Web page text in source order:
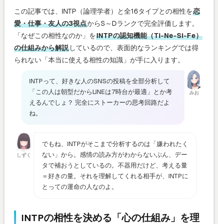
この記事では、INTP（論理学者）と全16タイプとの相性を恋
愛・仕事・友人の3視点からS～Dランクで完全評価します。
「なぜこの相性なのか」をINTPの認知機能（Ti-Ne-Si-Fe）
の仕組みから解説 しているので、表面的なランキングでは得
られない「本当に使える相性の知識」が手に入ります。
みお
INTPって、好きな人のSNSの投稿を全部分析して
「この人は朝型だからLINEは7時台が最適」とか考
えるんでしょ？ 完全にストーカーの思考回路だよ
ね。
しずく
でもね、INTPがそこまで分析するのは「嫌われたく
ない」から。感情の読み方がわからないぶん、デー
タで補おうとしているの。不器用だけど、考える量
＝好きの量。それを理解してくれる相手が、INTPに
とっての運命の人なのよ。
INTPの相性を決める「心の仕組み」を理